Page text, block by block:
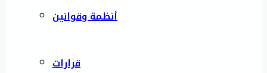
أنظمة وقوانين
قرارات